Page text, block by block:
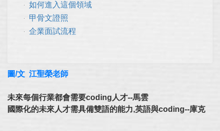
如何進入這個領域
甲骨文證照
企業面試流程
圖/文 江聖榮老師
未來每個行業都會需要coding人才--馬雲
國際化的未來人才需具備雙語的能力,英語與coding--庫克